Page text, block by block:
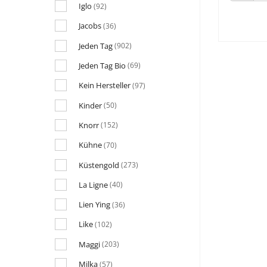
Iglo (92)
Jacobs(36)
Jeden Tag(902)
Jeden Tag Bio (69)
Kein Hersteller(97)
Kinder(50)
Knorr(152)
Kühne(70)
Küstengold (273)
La Ligne(40)
Lien Ying(36)
Like(102)
Maggi(203)
Milka(57)